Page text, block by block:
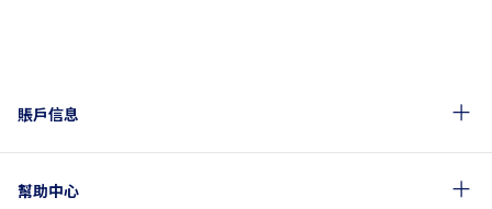
賬戶信息
幫助中心